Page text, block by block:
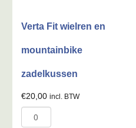
Verta Fit wielren en
mountainbike
zadelkussen
€20,00 incl. BTW
Fit